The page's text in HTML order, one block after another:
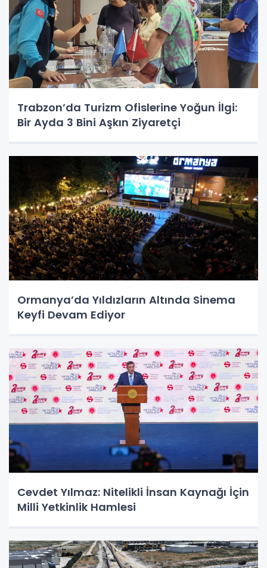
Trabzon’da Turizm Ofislerine Yoğun İlgi:
Bir Ayda 3 Bini Aşkın Ziyaretçi
Ormanya’da Yıldızların Altında Sinema
Keyfi Devam Ediyor
Cevdet Yılmaz: Nitelikli İnsan Kaynağı İçin
Milli Yetkinlik Hamlesi